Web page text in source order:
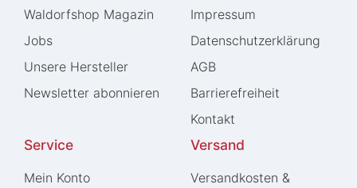
Waldorfshop Magazin
Jobs
Unsere Hersteller
Newsletter abonnieren
Impressum
Daten­schutz­erklärung
AGB
Barrierefreiheit
Kontakt
Service
Mein Konto
Versand
Versandkosten &